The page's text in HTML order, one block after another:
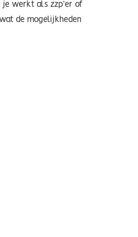
werkt als zzp’er of
de mogelijkheden